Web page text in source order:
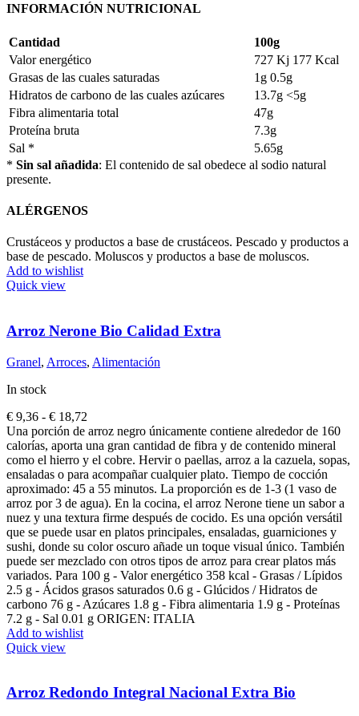
INFORMACIÓN NUTRICIONAL
Cantidad
100g
Valor energético
727 Kj 177 Kcal
Grasas de las cuales saturadas
1g 0.5g
Hidratos de carbono de las cuales azúcares
13.7g <5g
Fibra alimentaria total
47g
Proteína bruta
7.3g
Sal *
5.65g
* Sin sal añadida: El contenido de sal obedece al sodio natural
presente.
ALÉRGENOS
Crustáceos y productos a base de crustáceos. Pescado y productos a
base de pescado. Moluscos y productos a base de moluscos.
Add to wishlist
Quick view
Arroz Nerone Bio Calidad Extra
Granel, Arroces, Alimentación
In stock
€ 9,36 - € 18,72
de
precios:
desde
€ 9,36
hasta
€ 18,72
Una porción de arroz negro únicamente contiene alrededor de 160
calorías, aporta una gran cantidad de fibra y de contenido mineral
como el hierro y el cobre. Hervir o paellas, arroz a la cazuela, sopas,
ensaladas o para acompañar cualquier plato. Tiempo de cocción
aproximado: 45 a 55 minutos. La proporción es de 1-3 (1 vaso de
arroz por 3 de agua). En la cocina, el arroz Nerone tiene un sabor a
nuez y una textura firme después de cocido. Es una opción versátil
que se puede usar en platos principales, ensaladas, guarniciones y
sushi, donde su color oscuro añade un toque visual único. También
puede ser mezclado con otros tipos de arroz para crear platos más
variados. Para 100 g - Valor energético 358 kcal - Grasas / Lípidos
2.5 g - Ácidos grasos saturados 0.6 g - Glúcidos / Hidratos de
carbono 76 g - Azúcares 1.8 g - Fibra alimentaria 1.9 g - Proteínas
7.2 g - Sal 0.01 g ORIGEN: ITALIA
Add to wishlist
Quick view
Arroz Redondo Integral Nacional Extra Bio